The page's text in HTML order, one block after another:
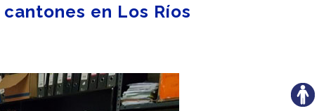
en Los Ríos